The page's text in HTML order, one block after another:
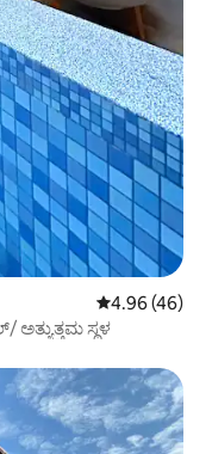
5 ರಲ್ಲಿ 4.96
4.96 (46)
ಸ್ಥಳ